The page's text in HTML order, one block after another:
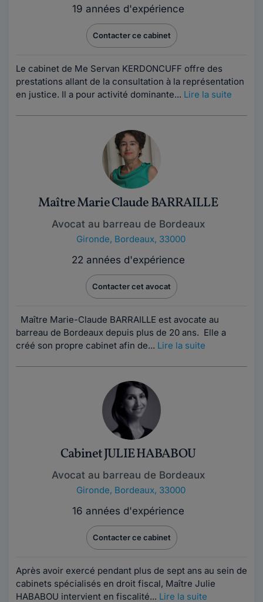
19 années d'expérience
Contacter ce cabinet
Le cabinet de Me Servan KERDONCUFF offre des
prestations allant de la consultation à la représentation
en justice. Il a pour activité dominante... Lire la suite
Maître Marie Claude BARRAILLE
Avocat au barreau de Bordeaux
Gironde, Bordeaux, 33000
22 années d'expérience
Contacter cet avocat
Maître Marie-Claude BARRAILLE est avocate au
barreau de Bordeaux depuis plus de 20 ans. Elle a
créé son propre cabinet afin de... Lire la suite
Cabinet JULIE HABABOU
Avocat au barreau de Bordeaux
Gironde, Bordeaux, 33000
16 années d'expérience
Contacter ce cabinet
Après avoir exercé pendant plus de sept ans au sein de
cabinets spécialisés en droit fiscal, Maître Julie
HABABOU intervient en fiscalité... Lire la suite